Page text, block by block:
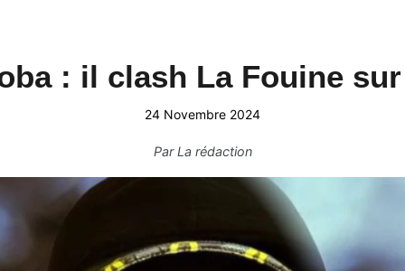
: il clash La Fouine
24 Novembre 2024
ParLa rédaction